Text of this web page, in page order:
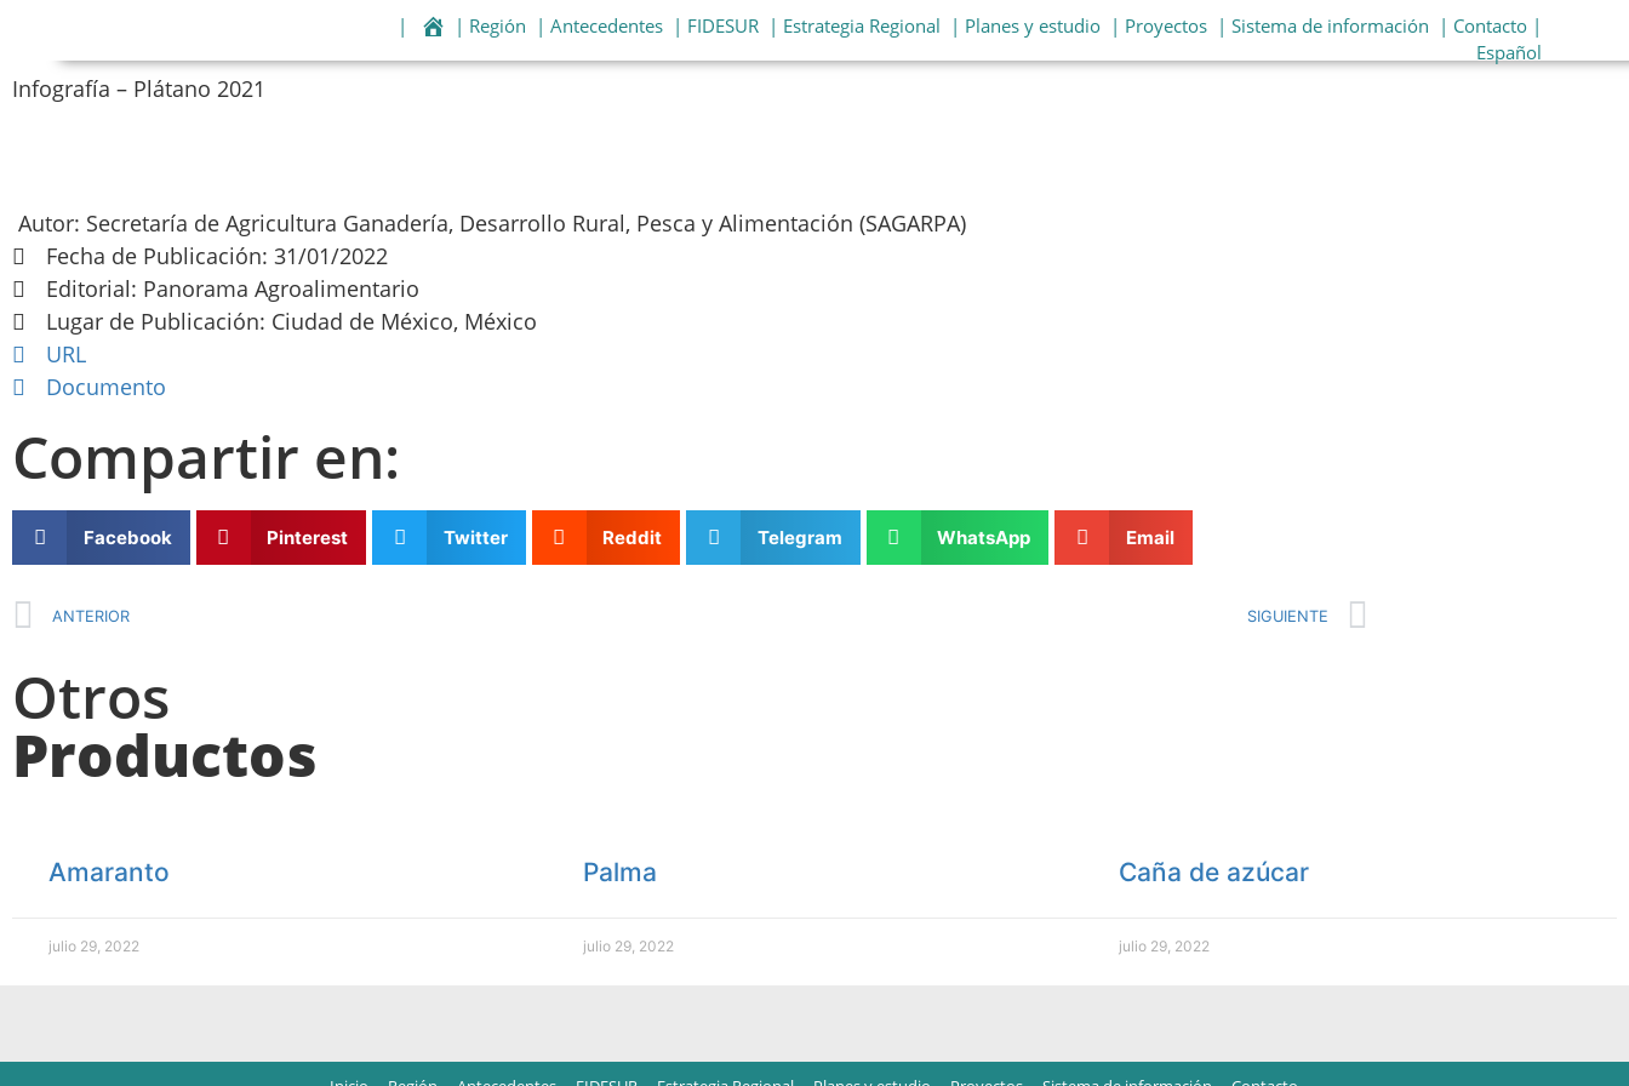
| | Región | Antecedentes | FIDESUR | Estrategia Regional | Planes y estudio | Proyectos | Sistema de información | Contacto |
Español
Infografía – Plátano 2021
Autor: Secretaría de Agricultura Ganadería, Desarrollo Rural, Pesca y Alimentación (SAGARPA)
Fecha de Publicación: 31/01/2022
Editorial: Panorama Agroalimentario
Lugar de Publicación: Ciudad de México, México
URL
Documento
Compartir en:
Facebook Pinterest Twitter Reddit Telegram WhatsApp Email
ANTERIOR SIGUIENTE
Otros
Productos
Amaranto
julio 29, 2022
Palma
julio 29, 2022
Caña de azúcar
julio 29, 2022